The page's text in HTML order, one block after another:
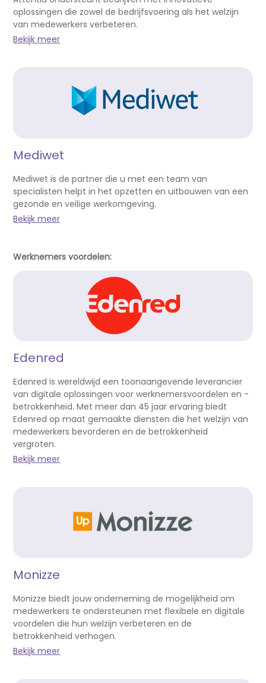
oplossingen die zowel de bedrijfsvoering als het welzijn
van medewerkers verbeteren.
Bekijk meer
Mediwet
Mediwet is de partner die u met een team van
specialisten helpt in het opzetten en uitbouwen van een
gezonde en veilige werkomgeving.
Bekijk meer
Werknemers voordelen:
Edenred
Edenred is wereldwijd een toonaangevende leverancier
van digitale oplossingen voor werknemersvoordelen en -
betrokkenheid. Met meer dan 45 jaar ervaring biedt
Edenred op maat gemaakte diensten die het welzijn van
medewerkers bevorderen en de betrokkenheid
vergroten.
Bekijk meer
Monizze
Monizze biedt jouw onderneming de mogelijkheid om
medewerkers te ondersteunen met flexibele en digitale
voordelen die hun welzijn verbeteren en de
betrokkenheid verhogen.
Bekijk meer